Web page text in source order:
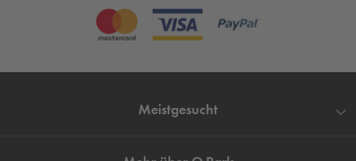
Parkplatzsuche zu ersparen.
Meistgesucht